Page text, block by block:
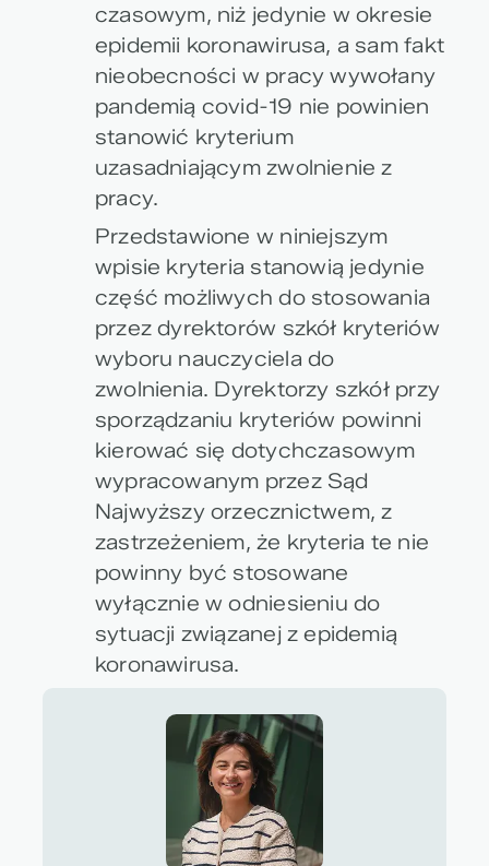
czasowym, niż jedynie w okresie
epidemii koronawirusa, a sam fakt
nieobecności w pracy wywołany
pandemią covid-19 nie powinien
stanowić kryterium
uzasadniającym zwolnienie z
pracy.
Przedstawione w niniejszym
wpisie kryteria stanowią jedynie
część możliwych do stosowania
przez dyrektorów szkół kryteriów
wyboru nauczyciela do
zwolnienia. Dyrektorzy szkół przy
sporządzaniu kryteriów powinni
kierować się dotychczasowym
wypracowanym przez Sąd
Najwyższy orzecznictwem, z
zastrzeżeniem, że kryteria te nie
powinny być stosowane
wyłącznie w odniesieniu do
sytuacji związanej z epidemią
koronawirusa.